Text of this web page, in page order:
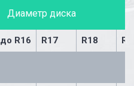
Диаметр диска
до R16 R17 R18